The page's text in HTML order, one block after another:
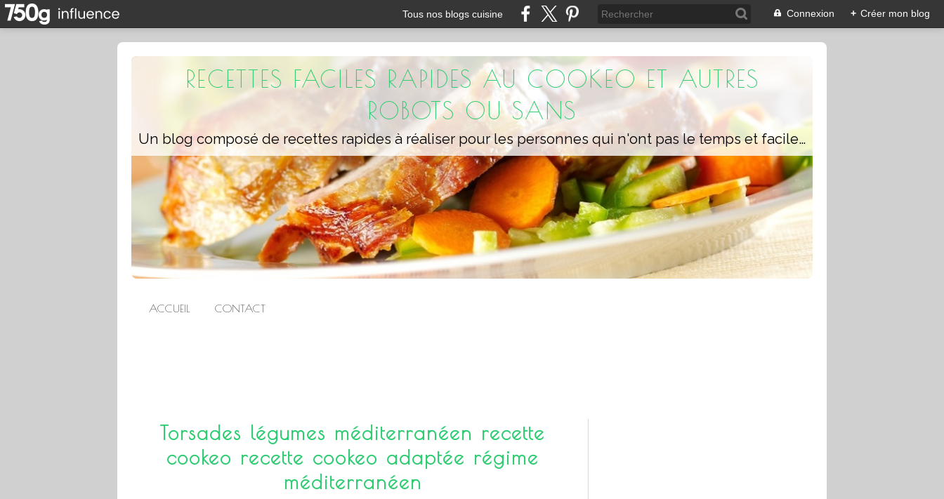
Tous nos blogs cuisine Connexion + Créer mon blog
RECETTES FACILES RAPIDES AU COOKEO ET AUTRES
ROBOTS OU SANS
Un blog composé de recettes rapides à réaliser pour les personnes qui n'ont pas le temps et faciles pour pouvoir se régaler ou régaler toute la famille avec ou sans robot
ACCUEIL CONTACT
Torsades légumes méditerranéen recette
cookeo recette cookeo adaptée régime
méditerranéen